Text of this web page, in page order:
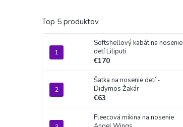
Top 5 produktov
Softshellový kabát na nosenie
detí Liliputi
€170
Šatka na nosenie detí -
Didymos Žakár
€63
Fleecová mikina na nosenie